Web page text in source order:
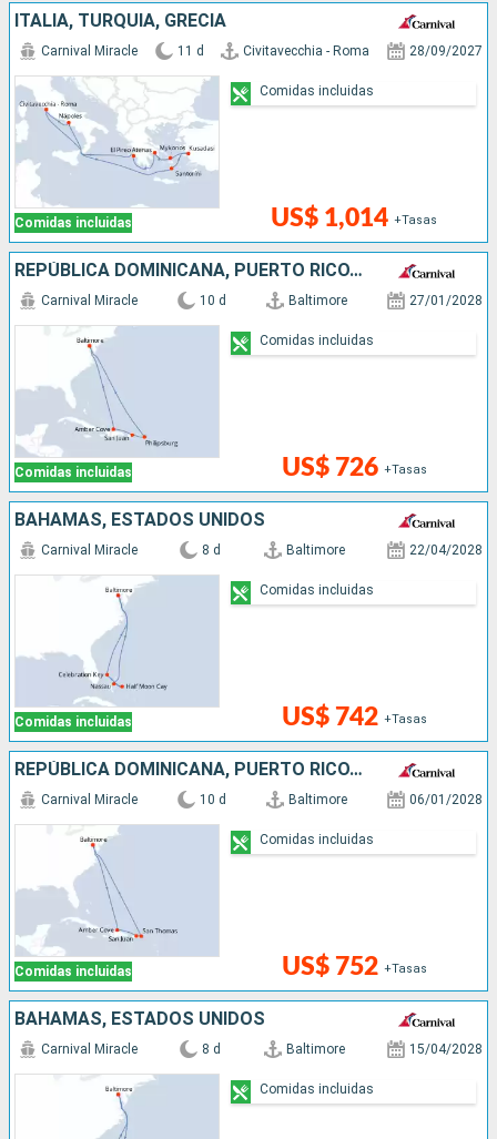
ITALIA, TURQUÍA, GRECIA
Comidas incluidas
Carnival Miracle 11 d Civitavecchia - Roma 28/09/2027
US$ 1,014 +Tasas
Comidas incluidas
REPÚBLICA DOMINICANA, PUERTO RICO, SAN MARTÍN, ESTADOS UNIDOS
Comidas incluidas
Carnival Miracle 10 d Baltimore 27/01/2028
US$ 726 +Tasas
Comidas incluidas
BAHAMAS, ESTADOS UNIDOS
Comidas incluidas
Carnival Miracle 8 d Baltimore 22/04/2028
US$ 742 +Tasas
Comidas incluidas
REPÚBLICA DOMINICANA, PUERTO RICO, ESTADOS UNIDOS
Comidas incluidas
Carnival Miracle 10 d Baltimore 06/01/2028
US$ 752 +Tasas
Comidas incluidas
BAHAMAS, ESTADOS UNIDOS
Carnival Miracle 8 d Baltimore 15/04/2028
Comidas incluidas